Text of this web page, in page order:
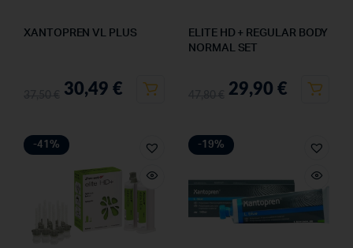
XANTOPREN VL PLUS
30,49 €
ELITE HD + REGULAR BODY
NORMAL SET
29,90 €
-41% -19%